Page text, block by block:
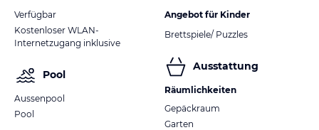
Verfügbar
Kostenloser WLAN-
Internetzugang inklusive
Pool
Aussenpool
Pool
Angebot für Kinder
Brettspiele/ Puzzles
Ausstattung
Räumlichkeiten
Gepäckraum
Garten